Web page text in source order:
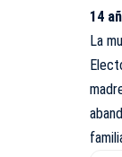
14
La